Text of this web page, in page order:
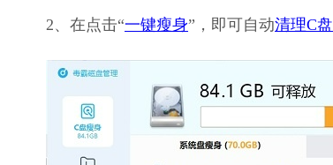
2、在点击“一键瘦身”，即可自动清理C盘